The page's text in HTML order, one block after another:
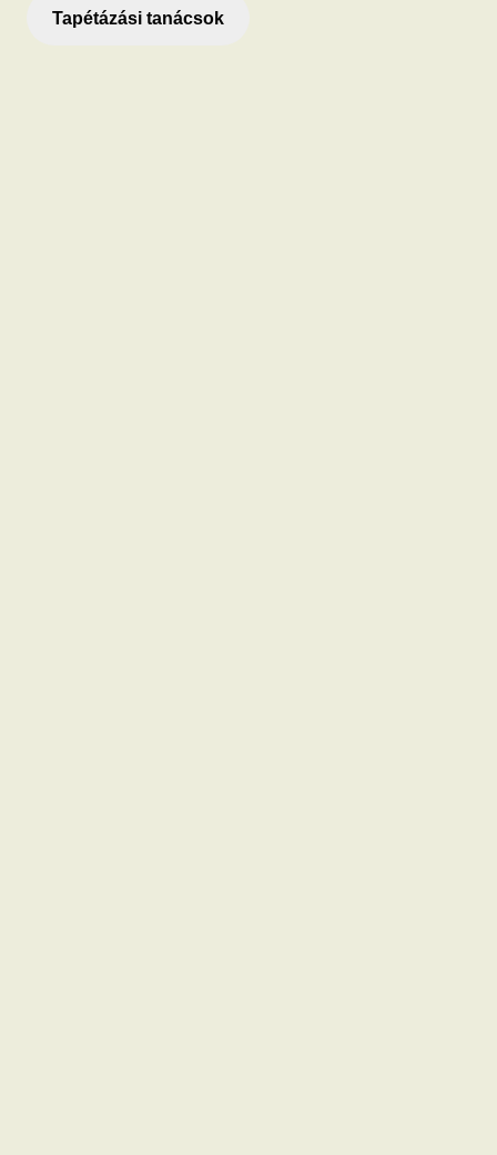
Tapétázási tanácsok